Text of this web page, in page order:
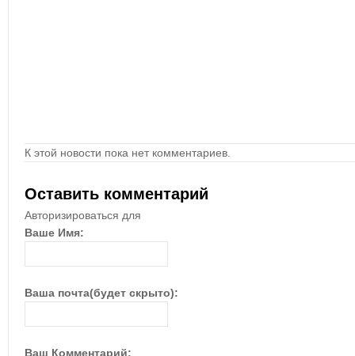
К этой новости пока нет комментариев.
Оставить комментарий
Авторизироваться для
Ваше Имя:
Ваша почта(будет скрыто):
Ваш Комментарий: